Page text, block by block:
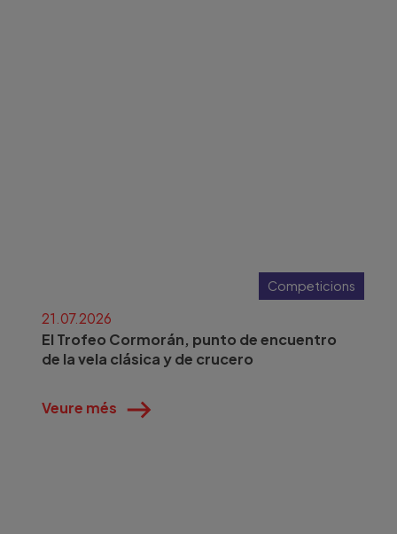
Competicions
21.07.2026
El Trofeo Cormorán, punto de encuentro
de la vela clásica y de crucero
Veure més